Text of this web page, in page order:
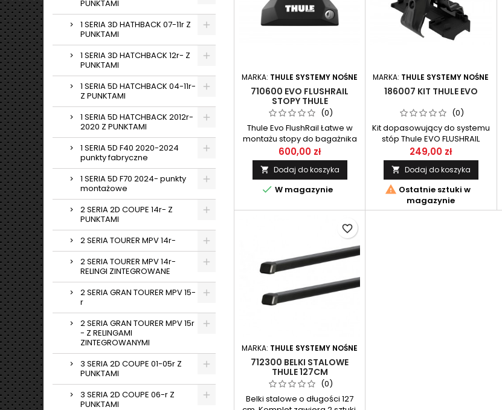
PUNKTAMI
1 SERIA 3D HATHBACK 07-11r Z
PUNKTAMI
1 SERIA 3D HATCHBACK 12r- Z
PUNKTAMI
1 SERIA 5D HATCHBACK 04-11r-
Z PUNKTAMI
1 SERIA 5D HATCHBACK 2012r-
2020 Z PUNKTAMI
1 SERIA 5D F40 2020-2024
punkty fabryczne
1 SERIA 5D F70 2024- punkty
montażowe
2 SERIA 2D COUPE 14r- Z
PUNKTAMI
2 SERIA TOURER MPV 14r-
2 SERIA TOURER MPV 14r-
RELINGI ZINTEGROWANE
2 SERIA GRAN TOURER MPV 15-
r
2 SERIA GRAN TOURER MPV 15r
- Z RELINGAMI
ZINTEGROWANYMI
3 SERIA 2D COUPE 01-05r Z
PUNKTAMI
3 SERIA 2D COUPE 06-r Z
PUNKTAMI
MARKA: THULE SYSTEMY NOŚNE
710600 EVO FLUSHRAIL
STOPY THULE
(0)
Thule Evo FlushRail Łatwe w
montażu stopy do bagażnika
dachowego Thule Evo, do
samochodów ze
zintegrowanymi relingami.
Komplet zawiera 4 sztuki.
600,00 zł
 Dodaj do koszyka
 W magazynie
MARKA: THULE SYSTEMY NOŚNE
186007 KIT THULE EVO
(0)
Kit dopasowujący do systemu
stóp Thule EVO FLUSHRAIL
249,00 zł
 Dodaj do koszyka
 Ostatnie sztuki w
magazynie
MARKA: THULE SYSTEMY NOŚNE
712300 BELKI STALOWE
THULE 127CM
(0)
Belki stalowe o długości 127
favorite_border